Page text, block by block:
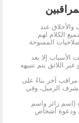
والأخلاق عند
الكلام لهم.
الممنوحة
الأسباب إلا بعد
اللائق يتم تنبيهه
آخر بناءً على
الزميل، وفي
(اسم زائر واسم
ودعوة أشخاص